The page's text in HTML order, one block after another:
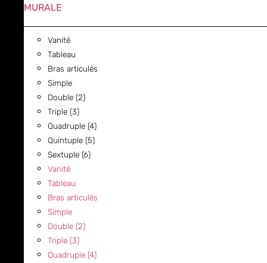
MURALE
Vanité
Tableau
Bras articulés
Simple
Double (2)
Triple (3)
Quadruple (4)
Quintuple (5)
Sextuple (6)
Vanité
Tableau
Bras articulés
Simple
Double (2)
Triple (3)
Quadruple (4)